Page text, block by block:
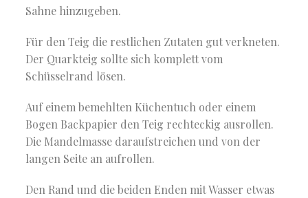
Sahne hinzugeben.
Für den Teig die restlichen Zutaten gut verkneten.
Der Quarkteig sollte sich komplett vom
Schüsselrand lösen.
Auf einem bemehlten Küchentuch oder einem
Bogen Backpapier den Teig rechteckig ausrollen.
Die Mandelmasse daraufstreichen und von der
langen Seite an aufrollen.
Den Rand und die beiden Enden mit Wasser etwas